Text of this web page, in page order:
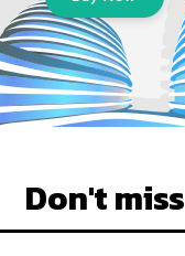
Don't miss